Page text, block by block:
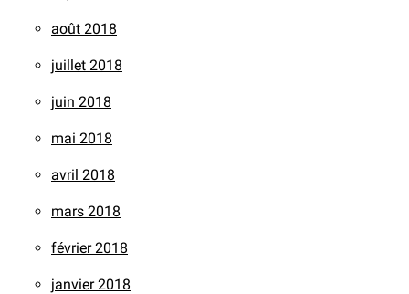
août 2018
juillet 2018
juin 2018
mai 2018
avril 2018
mars 2018
février 2018
janvier 2018